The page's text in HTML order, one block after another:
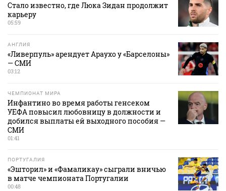
Стало известно, где Люка Зидан продолжит
карьеру
05:59
АНГЛИЯ
«Ливерпуль» арендует Араухо у «Барселоны»
— СМИ
03:12
ЧЕМПИОНАТ МИРА
Инфантино во время работы генсеком
УЕФА повысил любовницу в должности и
добился выплаты ей выходного пособия —
СМИ
01:41
ПОРТУГАЛИЯ
«Эшторил» и «Фамаликау» сыграли вничью
в матче чемпионата Португалии
00:48